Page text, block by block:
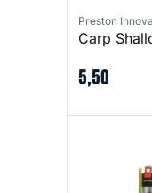
Preston
Carp
5,50